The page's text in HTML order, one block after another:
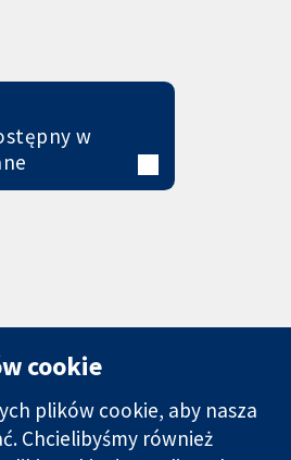
w
13 Cavendish
Kontakt
cookie
plików cookie, aby nasza
Chcielibyśmy również